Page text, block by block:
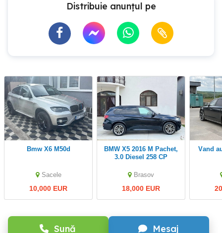
Sună Mesaj
Distribuie anunțul pe
Bmw X6 M50d
Sacele
10,000 EUR
BMW X5 2016 M Pachet,
3.0 Diesel 258 CP
Brasov
18,000 EUR
vand audi a8 3.0d 2016